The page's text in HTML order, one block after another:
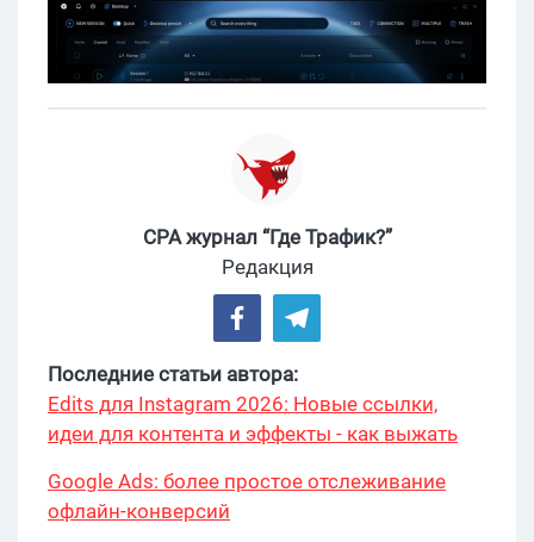
CPA журнал “Где Трафик?”
Редакция
Последние статьи автора:
Edits для Instagram 2026: Новые ссылки,
идеи для контента и эффекты - как выжать
Google Ads: более простое отслеживание
офлайн-конверсий